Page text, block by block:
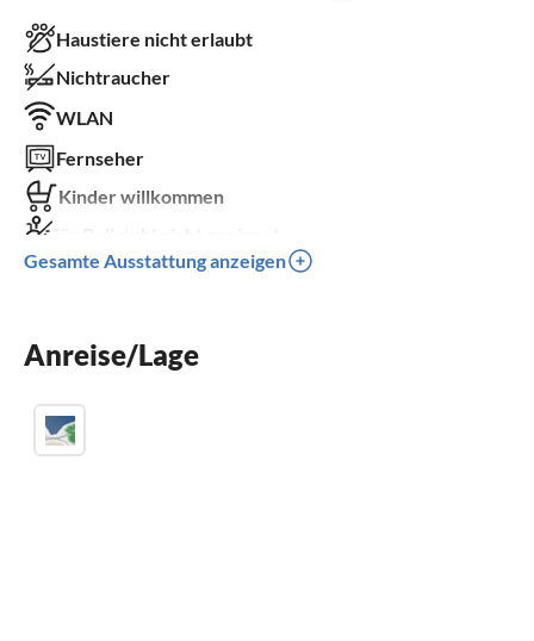
Haustiere nicht erlaubt
Nichtraucher
WLAN
Fernseher
Kinder willkommen
Gesamte Ausstattung anzeigen
Anreise/Lage